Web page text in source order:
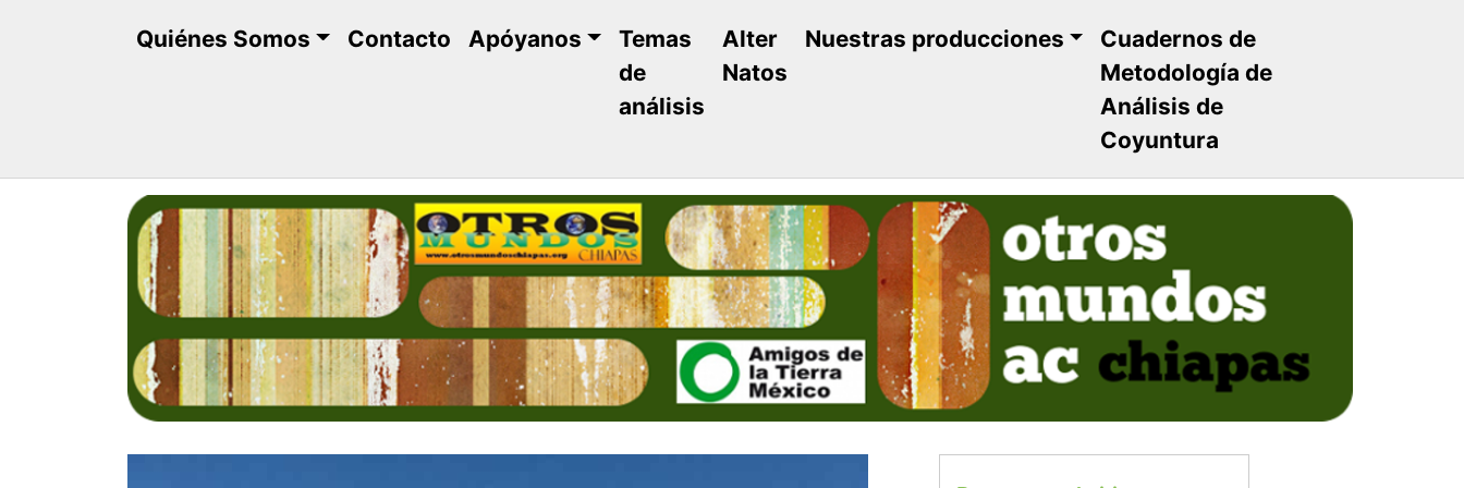
Quiénes Somos Contacto Apóyanos
Temas
de
análisis
Alter
Natos
Nuestras producciones
Cuadernos de
Metodología de
Análisis de
Coyuntura